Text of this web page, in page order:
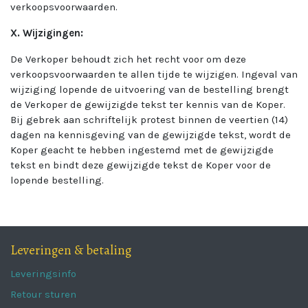
verkoopsvoorwaarden.
X. Wijzigingen:
De Verkoper behoudt zich het recht voor om deze
verkoopsvoorwaarden te allen tijde te wijzigen. Ingeval van
wijziging lopende de uitvoering van de bestelling brengt
de Verkoper de gewijzigde tekst ter kennis van de Koper.
Bij gebrek aan schriftelijk protest binnen de veertien (14)
dagen na kennisgeving van de gewijzigde tekst, wordt de
Koper geacht te hebben ingestemd met de gewijzigde
tekst en bindt deze gewijzigde tekst de Koper voor de
lopende bestelling.
Leveringen & betaling
Leveringsinfo
Retour sturen